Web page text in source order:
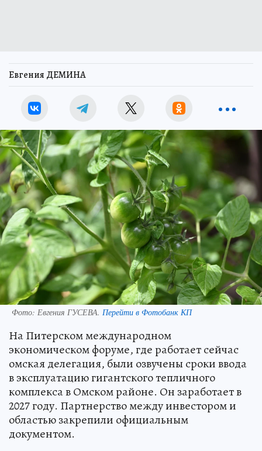
Евгения ДЕМИНА
Фото: Евгения ГУСЕВА. Перейти в Фотобанк КП
На Питерском международном
экономическом форуме, где работает сейчас
омская делегация, были озвучены сроки ввода
в эксплуатацию гигантского тепличного
комплекса в Омском районе. Он заработает в
2027 году. Партнерство между инвестором и
областью закрепили официальным
документом.